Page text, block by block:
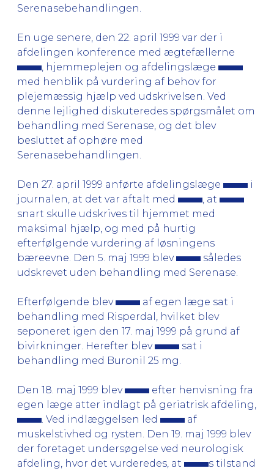
Serenasebehandlingen.
En uge senere, den 22. april 1999 var der i
afdelingen konference med ægtefællerne
, hjemmeplejen og afdelingslæge
med henblik på vurdering af behov for
plejemæssig hjælp ved udskrivelsen. Ved
denne lejlighed diskuteredes spørgsmålet om
behandling med Serenase, og det blev
besluttet af ophøre med
Serenasebehandlingen.
Den 27. april 1999 anførte afdelingslæge
i
journalen, at det var aftalt med
, at
snart skulle udskrives til hjemmet med
maksimal hjælp, og med på hurtig
efterfølgende vurdering af løsningens
bæreevne. Den 5. maj 1999 blev
således
udskrevet uden behandling med Serenase.
Efterfølgende blev
af egen læge sat i
behandling med Risperdal, hvilket blev
seponeret igen den 17. maj 1999 på grund af
bivirkninger. Herefter blev
sat i
behandling med Buronil 25 mg.
Den 18. maj 1999 blev
efter henvisning fra
egen læge atter indlagt på geriatrisk afdeling,
. Ved indlæggelsen led
af
muskelstivhed og rysten. Den 19. maj 1999 blev
der foretaget undersøgelse ved neurologisk
afdeling, hvor det vurderedes, at
s tilstand